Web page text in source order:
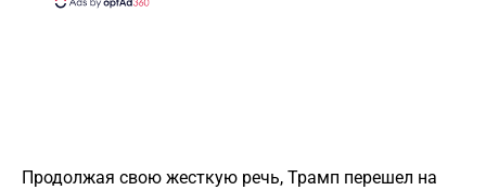
Продолжая свою жесткую речь, Трамп перешел на